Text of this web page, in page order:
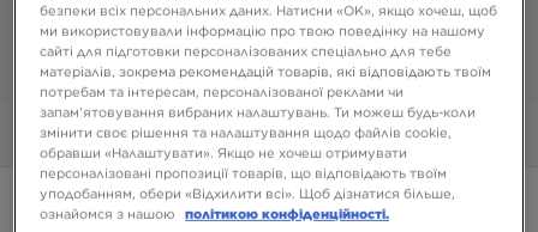
Фото 360°
ADIDAS CLIMACOOL 1
безпеки всіх персональних даних. Натисни «OK», якщо хочеш, щоб
ми використовували інформацію про твою поведінку на нашому
сайті для підготовки персоналізованих спеціально для тебе
матеріалів, зокрема рекомендацій товарів, які відповідають твоїм
потребам та інтересам, персоналізованої реклами чи
запам’ятовування вибраних налаштувань. Ти можеш будь-коли
змінити своє рішення та налаштування щодо файлів cookie,
обравши «Налаштувати». Якщо не хочеш отримувати
персоналізовані пропозиції товарів, що відповідають твоїм
уподобанням, обери «Відхилити всі». Щоб дізнатися більше,
ознайомся з нашою
політикою конфіденційності.